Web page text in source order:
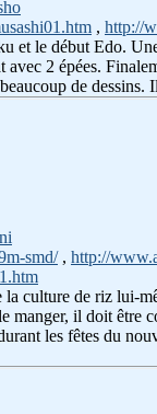
, http://
et le début Edo.
avec 2 épées.
de
smd/, http://
culture de riz lui-
manger, il doit être
les fêtes du